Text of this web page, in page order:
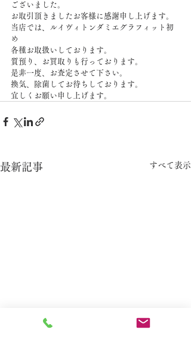
ございました。
お取引頂きましたお客様に感謝申し上げます。
当店では、ルイヴィトンダミエグラフィット初
め
各種お取扱いしております。
質預り、お買取りも行っております。
是非一度、お査定させて下さい。
換気、除菌してお待ちしております。
宜しくお願い申し上げます。
最新記事 すべて表示